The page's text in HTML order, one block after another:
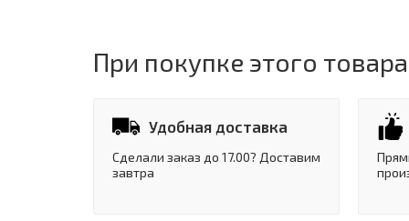
При покупке этого
Удобная доставка
Сделали заказ до 17.00? Доставим
завтра